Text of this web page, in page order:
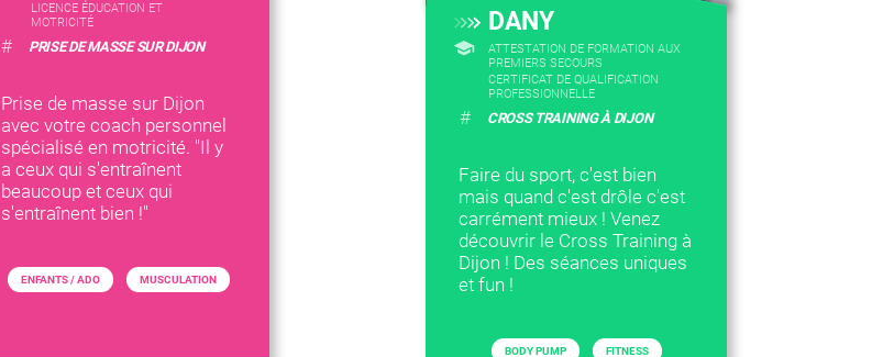
LICENCE ÉDUCATION ET
MOTRICITÉ
# PRISE DE MASSE SUR DIJON
Prise de masse sur Dijon
avec votre coach personnel
spécialisé en motricité. "Il y
a ceux qui s'entraînent
beaucoup et ceux qui
s'entraînent bien !"
ENFANTS / ADO MUSCULATION
DANY
ATTESTATION DE FORMATION AUX
PREMIERS SECOURS
CERTIFICAT DE QUALIFICATION
PROFESSIONNELLE
# CROSS TRAINING À DIJON
Faire du sport, c'est bien
mais quand c'est drôle c'est
carrément mieux ! Venez
découvrir le Cross Training à
Dijon ! Des séances uniques
et fun !
BODY PUMP FITNESS